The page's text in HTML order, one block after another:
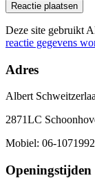
Deze site gebruikt
reactie gegevens
Adres
Albert
2871LC
Mobiel: 06-
Openingstijden